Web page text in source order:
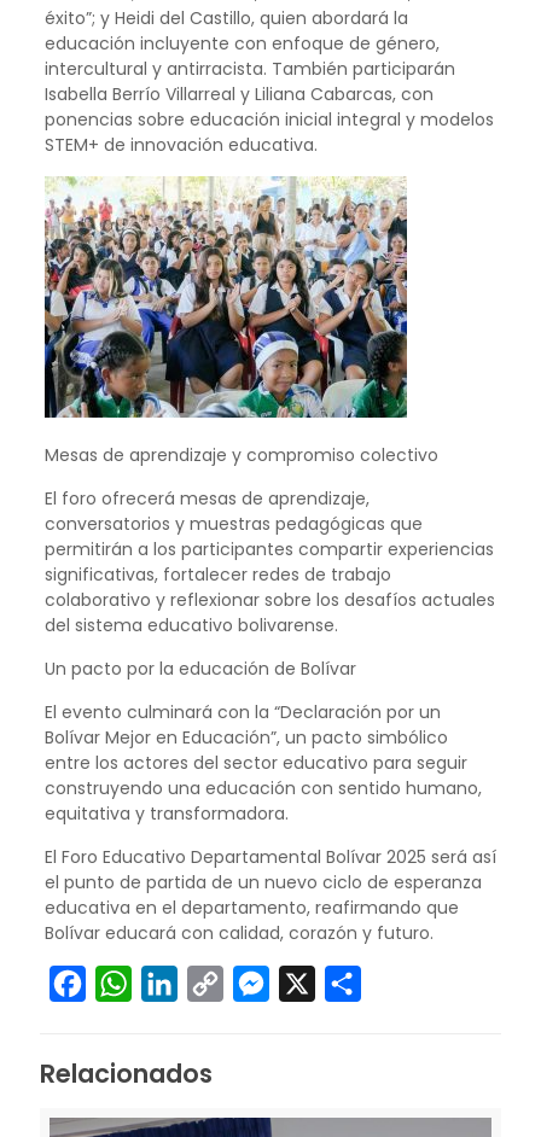
éxito”; y Heidi del Castillo, quien abordará la
educación incluyente con enfoque de género,
intercultural y antirracista. También participarán
Isabella Berrío Villarreal y Liliana Cabarcas, con
ponencias sobre educación inicial integral y modelos
STEM+ de innovación educativa.
Mesas de aprendizaje y compromiso colectivo
El foro ofrecerá mesas de aprendizaje,
conversatorios y muestras pedagógicas que
permitirán a los participantes compartir experiencias
significativas, fortalecer redes de trabajo
colaborativo y reflexionar sobre los desafíos actuales
del sistema educativo bolivarense.
Un pacto por la educación de Bolívar
El evento culminará con la “Declaración por un
Bolívar Mejor en Educación”, un pacto simbólico
entre los actores del sector educativo para seguir
construyendo una educación con sentido humano,
equitativa y transformadora.
El Foro Educativo Departamental Bolívar 2025 será así
el punto de partida de un nuevo ciclo de esperanza
educativa en el departamento, reafirmando que
Bolívar educará con calidad, corazón y futuro.
FacebookWhatsAppLinkedIn
Copy
Messenger
Relacionados